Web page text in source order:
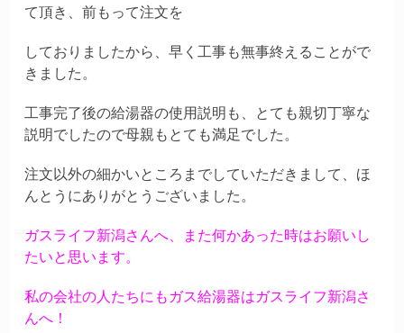
て頂き、前もって注文を
しておりましたから、早く工事も無事終えることがで
きました。
工事完了後の給湯器の使用説明も、とても親切丁寧な
説明でしたので母親もとても満足でした。
注文以外の細かいところまでしていただきまして、ほ
んとうにありがとうございました。
ガスライフ新潟さんへ、また何かあった時はお願いし
たいと思います。
私の会社の人たちにもガス給湯器はガスライフ新潟さ
んへ！